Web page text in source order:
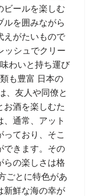
ビールを楽しむ
ルを囲みながら
えがたいもので
ッシュでクリー
わいと持ち運び
も豊富 日本の
、友人や同僚と
お酒を楽しむた
通常、アット
ており、そこ
できます。その
らの楽しさは格
ごとに特色があ
新鮮な海の幸が